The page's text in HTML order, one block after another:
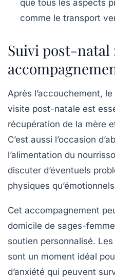
que tous les aspects
comme le transport
Suivi post-natal
Après l’accouchement,
visite post-natale est
récupération de la mère
C’est aussi l’occasion
l’alimentation du
discuter d’éventuels
physiques
Cet accompagnement
domicile de sages-
soutien personnalisé.
sont un moment idéal
d’anxiété qui peuvent